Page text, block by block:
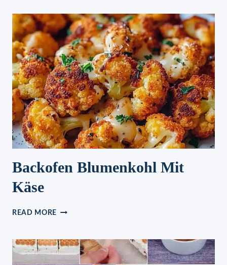
UNWIDERSTEHLICH
Backofen Blumenkohl Mit
Käse
READ MORE BACKOFEN
KÄSE